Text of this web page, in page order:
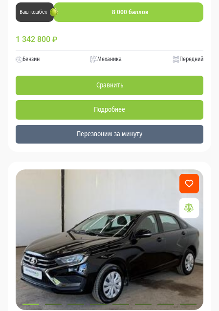
Ваш кешбек 8 000 баллов
1 342 800 ₽
Бензин Механика Передний
Сравнить
Подробнее
Перезвоним за минуту